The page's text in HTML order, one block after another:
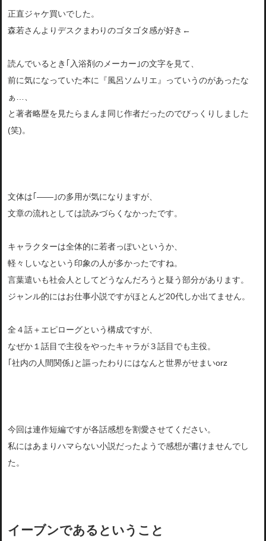
正直ジャケ買いでした。
森若さんよりデスクまわりのゴタゴタ感が好き←
読んでいるとき｢入浴剤のメーカー｣の文字を見て、
前に気になっていた本に『風呂ソムリエ』っていうのがあったな
ぁ…、
と著者略歴を見たらまんま同じ作者だったのでびっくりしました
(笑)。
文体は｢――｣の多用が気になりますが、
文章の流れとしては読みづらくなかったです。
キャラクターは全体的に若者っぽいというか、
軽々しいなという印象の人が多かったですね。
言葉遣いも社会人としてどうなんだろうと疑う部分があります。
ジャンル的にはお仕事小説ですがほとんど20代しか出てません。
全４話＋エピローグという構成ですが、
なぜか１話目で主役をやったキャラが３話目でも主役。
｢社内の人間関係｣と謳ったわりにはなんと世界がせまいorz
今回は連作短編ですが各話感想を割愛させてください。
私にはあまりハマらない小説だったようで感想が書けませんでし
た。
イーブンであるということ